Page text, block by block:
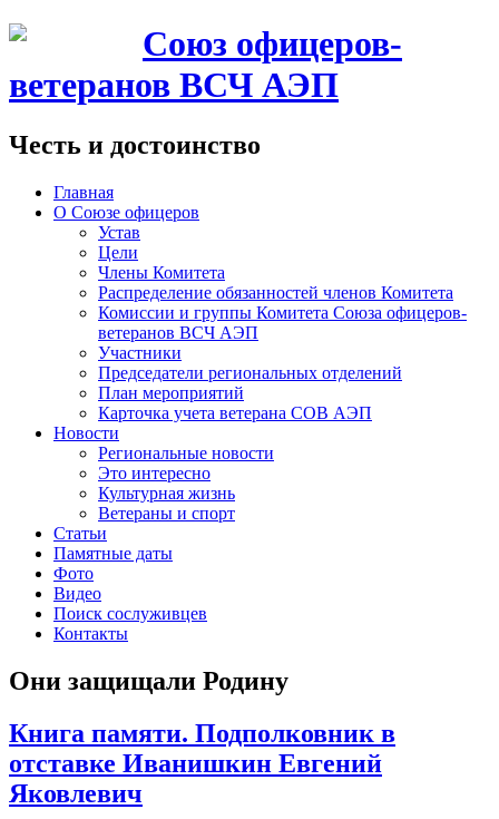
Союз офицеров-
ветеранов ВСЧ АЭП
Честь и достоинство
Главная
О Союзе офицеров
Устав
Цели
Члены Комитета
Распределение обязанностей членов Комитета
Комиссии и группы Комитета Союза офицеров-
ветеранов ВСЧ АЭП
Участники
Председатели региональных отделений
План мероприятий
Карточка учета ветерана CОВ АЭП
Новости
Региональные новости
Это интересно
Культурная жизнь
Ветераны и спорт
Статьи
Памятные даты
Фото
Видео
Поиск сослуживцев
Контакты
Они защищали Родину
Книга памяти. Подполковник в
отставке Иванишкин Евгений
Яковлевич